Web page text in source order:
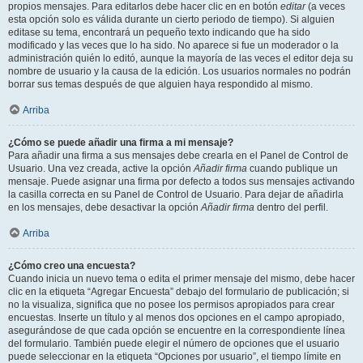
propios mensajes. Para editarlos debe hacer clic en en botón editar(a veces
esta opción solo es válida durante un cierto periodo de tiempo). Si alguien
editase su tema, encontrará un pequeño texto indicando que ha sido
modificado y las veces que lo ha sido. No aparece si fue un moderador o la
administración quién lo editó, aunque la mayoría de las veces el editor deja su
nombre de usuario y la causa de la edición. Los usuarios normales no podrán
borrar sus temas después de que alguien haya respondido al mismo.
Arriba
¿Cómo se puede añadir una firma a mi mensaje?
Para añadir una firma a sus mensajes debe crearla en el Panel de Control de
Usuario. Una vez creada, active la opciónAñadir firma cuando publique un
mensaje. Puede asignar una firma por defecto a todos sus mensajes activando
la casilla correcta en su Panel de Control de Usuario. Para dejar de añadirla
en los mensajes, debe desactivar la opciónAñadir firma dentro del perfil.
Arriba
¿Cómo creo una encuesta?
Cuando inicia un nuevo tema o edita el primer mensaje del mismo, debe hacer
clic en la etiqueta “Agregar Encuesta” debajo del formulario de publicación; si
no la visualiza, significa que no posee los permisos apropiados para crear
encuestas. Inserte un título y al menos dos opciones en el campo apropiado,
asegurándose de que cada opción se encuentre en la correspondiente línea
del formulario. También puede elegir el número de opciones que el usuario
puede seleccionar en la etiqueta “Opciones por usuario”, el tiempo límite en